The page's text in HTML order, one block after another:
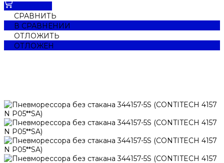
СРАВНИТЬ
В СРАВНЕНИИ
ОТЛОЖИТЬ
ОТЛОЖЕН